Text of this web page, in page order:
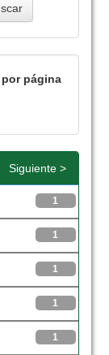
página
Siguiente >
1
1
1
1
1